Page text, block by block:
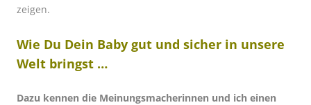
zeigen.
Wie Du Dein Baby gut und sicher in unsere
Welt bringst …
Dazu kennen die Meinungsmacherinnen und ich einen